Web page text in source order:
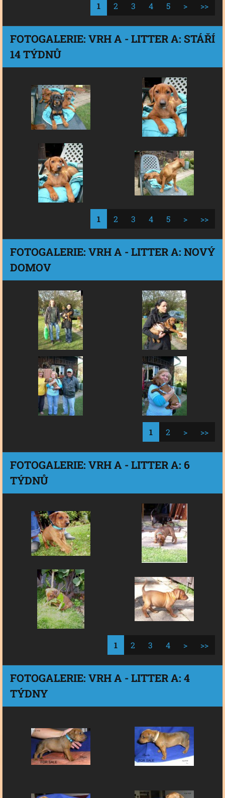
1 2 3 4 5 > >>
FOTOGALERIE: VRH A - LITTER A: STÁŘÍ
14 TÝDNŮ
1 2 3 4 5 > >>
FOTOGALERIE: VRH A - LITTER A: NOVÝ
DOMOV
1 2 > >>
FOTOGALERIE: VRH A - LITTER A: 6
TÝDNŮ
1 2 3 4 > >>
FOTOGALERIE: VRH A - LITTER A: 4
TÝDNY